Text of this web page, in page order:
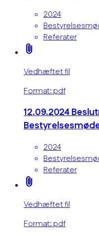
2024
Referater
attach_file
Vedhæftet fil
Format: pdf
12.09.2024
2024
Referater
attach_file
Vedhæftet fil
Format: pdf